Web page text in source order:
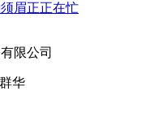
眉正正在忙
华